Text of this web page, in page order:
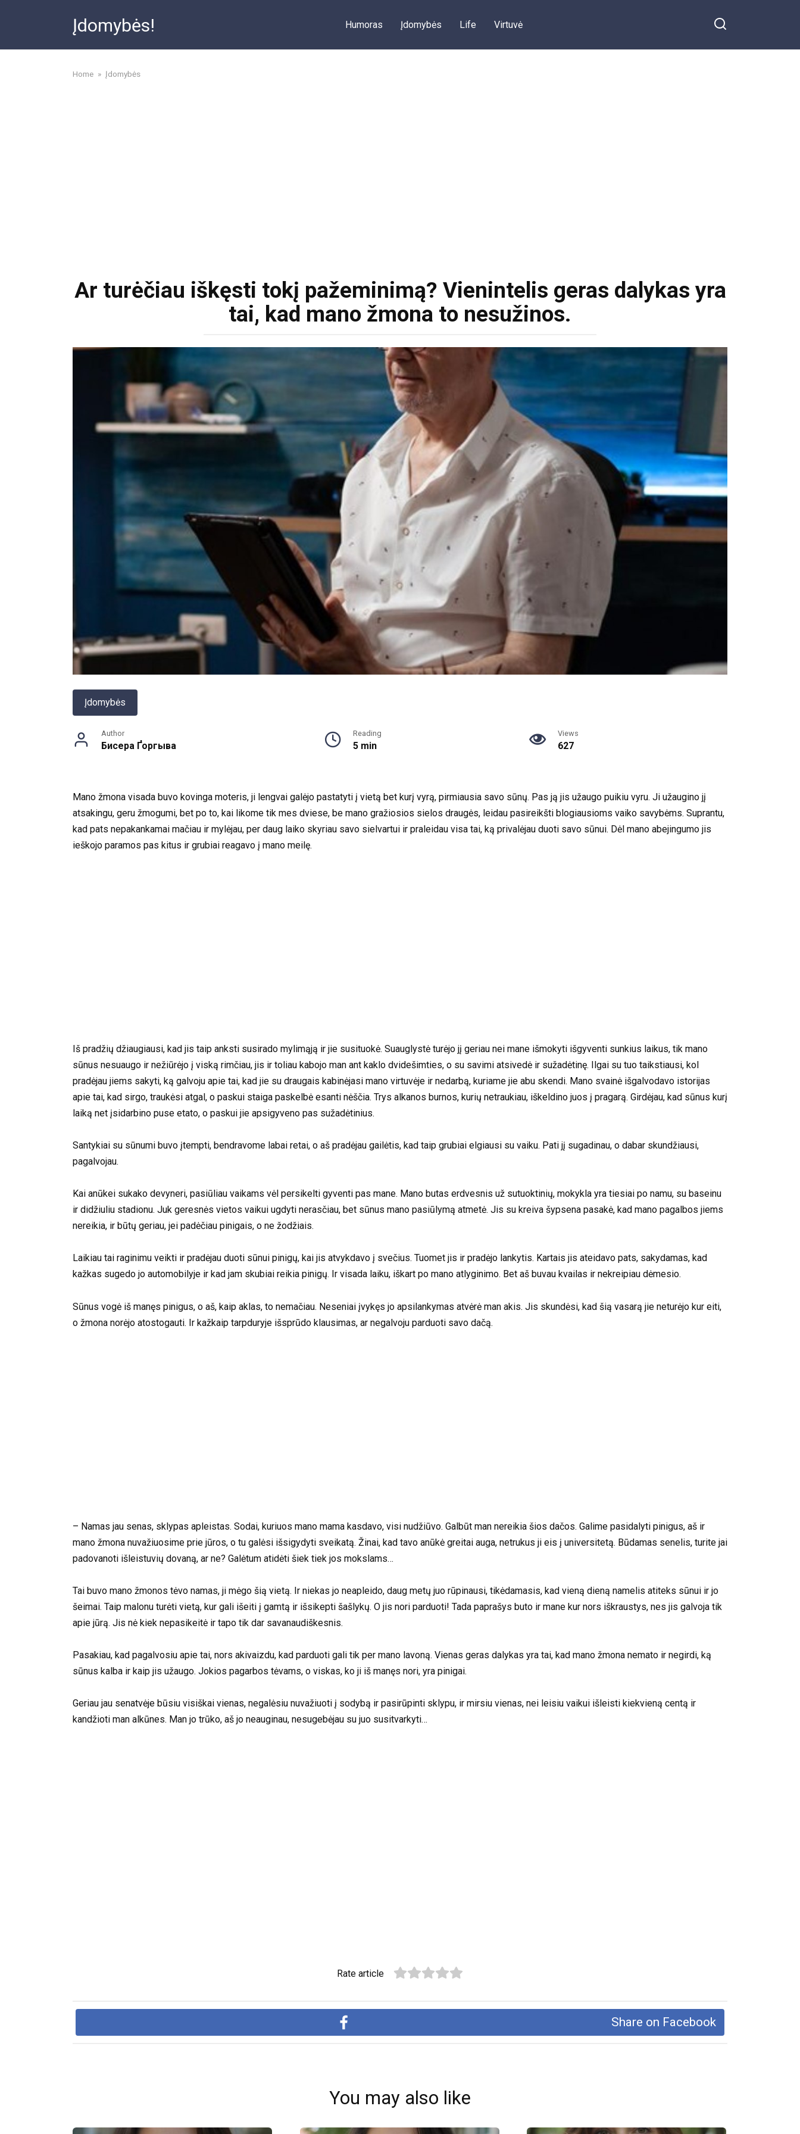
Įdomybės! Humoras Įdomybės Life Virtuvė
Home » Įdomybės
Ar turėčiau iškęsti tokį pažeminimą? Vienintelis geras dalykas yra
tai, kad mano žmona to nesužinos.
Įdomybės
Author
Бисера Ґоргыва
Reading
5 min
Views
627
Mano žmona visada buvo kovinga moteris, ji lengvai galėjo pastatyti į vietą bet kurį vyrą, pirmiausia savo sūnų. Pas ją jis užaugo puikiu vyru. Ji užaugino jį
atsakingu, geru žmogumi, bet po to, kai likome tik mes dviese, be mano gražiosios sielos draugės, leidau pasireikšti blogiausioms vaiko savybėms. Suprantu,
kad pats nepakankamai mačiau ir mylėjau, per daug laiko skyriau savo sielvartui ir praleidau visa tai, ką privalėjau duoti savo sūnui. Dėl mano abejingumo jis
ieškojo paramos pas kitus ir grubiai reagavo į mano meilę.
Iš pradžių džiaugiausi, kad jis taip anksti susirado mylimąją ir jie susituokė. Suauglystė turėjo jį geriau nei mane išmokyti išgyventi sunkius laikus, tik mano
sūnus nesuaugo ir nežiūrėjo į viską rimčiau, jis ir toliau kabojo man ant kaklo dvidešimties, o su savimi atsivedė ir sužadėtinę. Ilgai su tuo taikstiausi, kol
pradėjau jiems sakyti, ką galvoju apie tai, kad jie su draugais kabinėjasi mano virtuvėje ir nedarbą, kuriame jie abu skendi. Mano svainė išgalvodavo istorijas
apie tai, kad sirgo, traukėsi atgal, o paskui staiga paskelbė esanti nėščia. Trys alkanos burnos, kurių netraukiau, iškeldino juos į pragarą. Girdėjau, kad sūnus kurį
laiką net įsidarbino puse etato, o paskui jie apsigyveno pas sužadėtinius.
Santykiai su sūnumi buvo įtempti, bendravome labai retai, o aš pradėjau gailėtis, kad taip grubiai elgiausi su vaiku. Pati jį sugadinau, o dabar skundžiausi,
pagalvojau.
Kai anūkei sukako devyneri, pasiūliau vaikams vėl persikelti gyventi pas mane. Mano butas erdvesnis už sutuoktinių, mokykla yra tiesiai po namu, su baseinu
ir didžiuliu stadionu. Juk geresnės vietos vaikui ugdyti nerasčiau, bet sūnus mano pasiūlymą atmetė. Jis su kreiva šypsena pasakė, kad mano pagalbos jiems
nereikia, ir būtų geriau, jei padėčiau pinigais, o ne žodžiais.
Laikiau tai raginimu veikti ir pradėjau duoti sūnui pinigų, kai jis atvykdavo į svečius. Tuomet jis ir pradėjo lankytis. Kartais jis ateidavo pats, sakydamas, kad
kažkas sugedo jo automobilyje ir kad jam skubiai reikia pinigų. Ir visada laiku, iškart po mano atlyginimo. Bet aš buvau kvailas ir nekreipiau dėmesio.
Sūnus vogė iš manęs pinigus, o aš, kaip aklas, to nemačiau. Neseniai įvykęs jo apsilankymas atvėrė man akis. Jis skundėsi, kad šią vasarą jie neturėjo kur eiti,
o žmona norėjo atostogauti. Ir kažkaip tarpduryje išsprūdo klausimas, ar negalvoju parduoti savo dačą.
– Namas jau senas, sklypas apleistas. Sodai, kuriuos mano mama kasdavo, visi nudžiūvo. Galbūt man nereikia šios dačos. Galime pasidalyti pinigus, aš ir
mano žmona nuvažiuosime prie jūros, o tu galėsi išsigydyti sveikatą. Žinai, kad tavo anūkė greitai auga, netrukus ji eis į universitetą. Būdamas senelis, turite jai
padovanoti išleistuvių dovaną, ar ne? Galėtum atidėti šiek tiek jos mokslams…
Tai buvo mano žmonos tėvo namas, ji mėgo šią vietą. Ir niekas jo neapleido, daug metų juo rūpinausi, tikėdamasis, kad vieną dieną namelis atiteks sūnui ir jo
šeimai. Taip malonu turėti vietą, kur gali išeiti į gamtą ir išsikepti šašlykų. O jis nori parduoti! Tada paprašys buto ir mane kur nors iškraustys, nes jis galvoja tik
apie jūrą. Jis nė kiek nepasikeitė ir tapo tik dar savanaudiškesnis.
Pasakiau, kad pagalvosiu apie tai, nors akivaizdu, kad parduoti gali tik per mano lavoną. Vienas geras dalykas yra tai, kad mano žmona nemato ir negirdi, ką
sūnus kalba ir kaip jis užaugo. Jokios pagarbos tėvams, o viskas, ko ji iš manęs nori, yra pinigai.
Geriau jau senatvėje būsiu visiškai vienas, negalėsiu nuvažiuoti į sodybą ir pasirūpinti sklypu, ir mirsiu vienas, nei leisiu vaikui išleisti kiekvieną centą ir
kandžioti man alkūnes. Man jo trūko, aš jo neauginau, nesugebėjau su juo susitvarkyti…
Rate article
Share on Facebook
You may also like